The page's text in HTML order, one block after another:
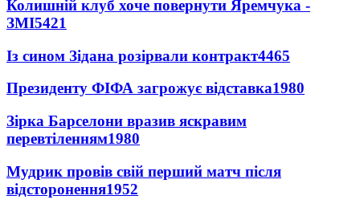
Колишній клуб хоче повернути Яремчука -
ЗМІ5421
Із сином Зідана розірвали контракт4465
Президенту ФІФА загрожує відставка1980
Зірка Барселони вразив яскравим
перевтіленням1980
Мудрик провів свій перший матч після
відсторонення1952